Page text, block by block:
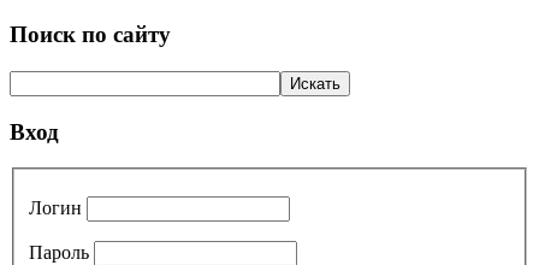
Поиск по сайту
Вход
Логин
Пароль